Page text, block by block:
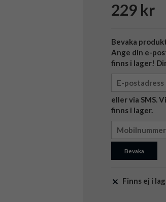
229 kr
Bevaka
Ange din e-
finns i lager!
eller via SMS.
finns i lager.
Bevaka
Finns ej i